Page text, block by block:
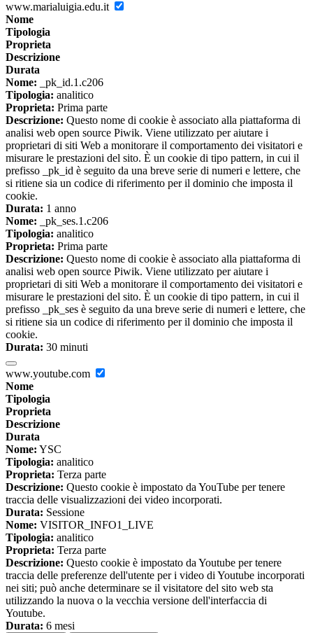
www.marialuigia.edu.it
Nome
Tipologia
Proprieta
Descrizione
Durata
Nome: _pk_id.1.c206
Tipologia: analitico
Proprieta: Prima parte
Descrizione: Questo nome di cookie è associato alla piattaforma di
analisi web open source Piwik. Viene utilizzato per aiutare i
proprietari di siti Web a monitorare il comportamento dei visitatori e
misurare le prestazioni del sito. È un cookie di tipo pattern, in cui il
prefisso _pk_id è seguito da una breve serie di numeri e lettere, che
si ritiene sia un codice di riferimento per il dominio che imposta il
cookie.
Durata: 1 anno
Nome: _pk_ses.1.c206
Tipologia: analitico
Proprieta: Prima parte
Descrizione: Questo nome di cookie è associato alla piattaforma di
analisi web open source Piwik. Viene utilizzato per aiutare i
proprietari di siti Web a monitorare il comportamento dei visitatori e
misurare le prestazioni del sito. È un cookie di tipo pattern, in cui il
prefisso _pk_ses è seguito da una breve serie di numeri e lettere, che
si ritiene sia un codice di riferimento per il dominio che imposta il
cookie.
Durata: 30 minuti
www.youtube.com
Nome
Tipologia
Proprieta
Descrizione
Durata
Nome: YSC
Tipologia: analitico
Proprieta: Terza parte
Descrizione: Questo cookie è impostato da YouTube per tenere
traccia delle visualizzazioni dei video incorporati.
Durata: Sessione
Nome: VISITOR_INFO1_LIVE
Tipologia: analitico
Proprieta: Terza parte
Descrizione: Questo cookie è impostato da Youtube per tenere
traccia delle preferenze dell'utente per i video di Youtube incorporati
nei siti; può anche determinare se il visitatore del sito web sta
utilizzando la nuova o la vecchia versione dell'interfaccia di
Youtube.
Durata: 6 mesi